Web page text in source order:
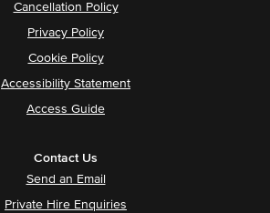
Cancellation Policy
Privacy Policy
Cookie Policy
Accessibility Statement
Access Guide
Contact Us
Send an Email
Private Hire Enquiries